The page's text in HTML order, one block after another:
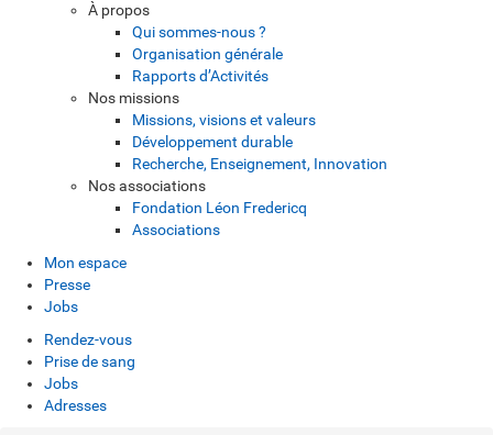
À propos
Qui sommes-nous ?
Organisation générale
Rapports d’Activités
Nos missions
Missions, visions et valeurs
Développement durable
Recherche, Enseignement, Innovation
Nos associations
Fondation Léon Fredericq
Associations
Mon espace
Presse
Jobs
Rendez-vous
Prise de sang
Jobs
Adresses